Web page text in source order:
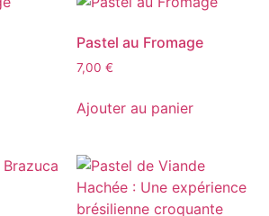
Pastel au Fromage
7,00 €
Ajouter au panier